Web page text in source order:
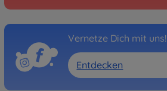
Vernetze Dich mit uns!
Entdecken